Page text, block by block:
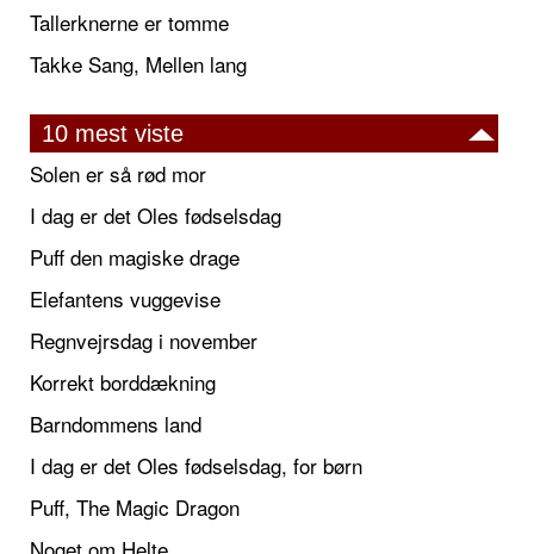
Tallerknerne er tomme
Takke Sang, Mellen lang
10 mest viste
Solen er så rød mor
I dag er det Oles fødselsdag
Puff den magiske drage
Elefantens vuggevise
Regnvejrsdag i november
Korrekt borddækning
Barndommens land
I dag er det Oles fødselsdag, for børn
Puff, The Magic Dragon